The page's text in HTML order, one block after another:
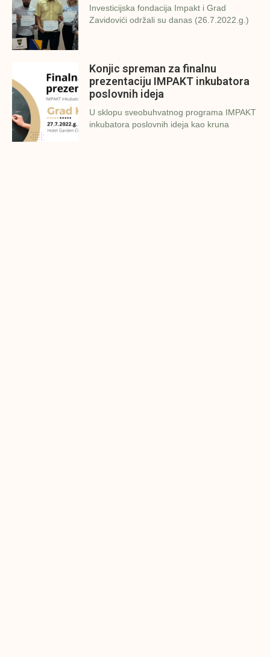
Investicijska fondacija Impakt i Grad
Zavidovići održali su danas (26.7.2022.g.)
Konjic spreman za finalnu
prezentaciju IMPAKT inkubatora
poslovnih ideja
U sklopu sveobuhvatnog programa IMPAKT
inkubatora poslovnih ideja kao kruna